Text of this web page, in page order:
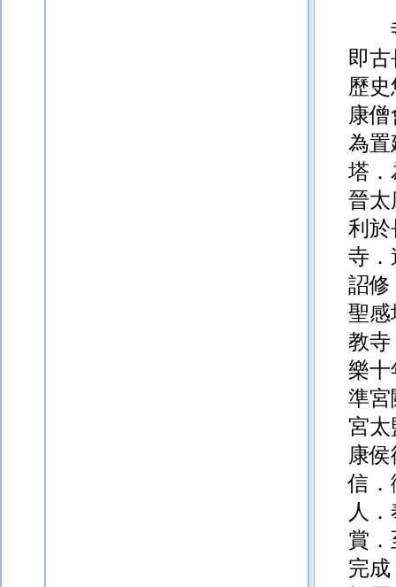
即
歷
康
為置
塔．
晉太
利於
寺．
詔修
聖感
教寺
樂十
準宮
宮
康
信．
人
賞
完